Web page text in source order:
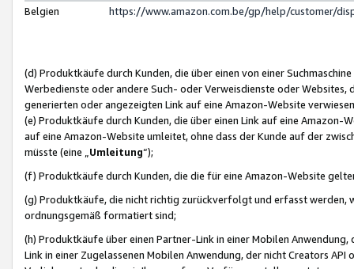
Belgien
https://www.amazon.com.be/gp/help/customer/
(d) Produktkäufe durch Kunden, die über einen von einer
Werbedienste oder andere Such- oder Verweisdienste oder Websites,
generierten oder angezeigten Link auf eine Amazon-Website
(e) Produktkäufe durch Kunden, die über einen Link auf eine
auf eine Amazon-Website umleitet, ohne dass der Kunde auf der
müsste (eine „ Umleitung“);
(f) Produktkäufe durch Kunden, die die für eine Amazon-Website
(g) Produktkäufe, die nicht richtig zurückverfolgt und erfasst werden,
ordnungsgemäß formatiert sind;
(h) Produktkäufe über einen Partner-Link in einer Mobilen
Link in einer Zugelassenen Mobilen Anwendung, der nicht Creators